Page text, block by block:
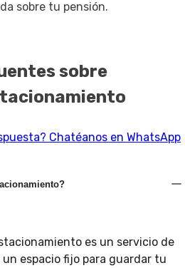
sobre tu pensión.
sobre
Chatéanos en WhatsApp
es un servicio de
espacio fijo para guardar tu